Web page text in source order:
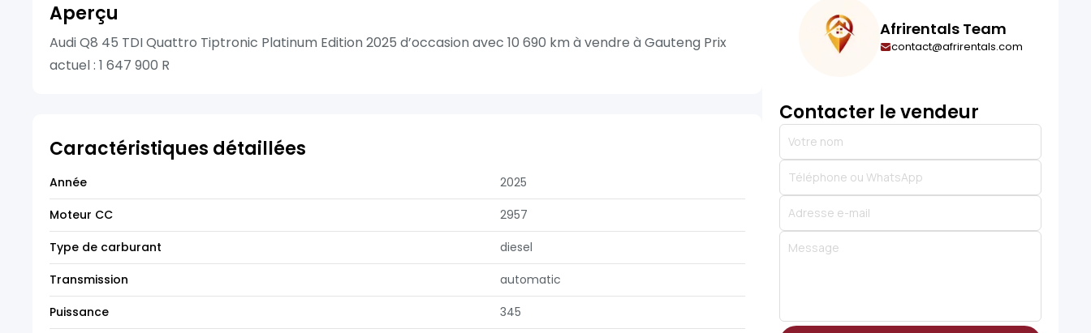
Aperçu
Audi Q8 45 TDI Quattro Tiptronic Platinum Edition 2025 d’occasion avec 10 690 km à vendre à Gauteng Prix
actuel : 1 647 900 R
Caractéristiques détaillées
Année
2025
Moteur CC
2957
Type de carburant
diesel
Transmission
automatic
Puissance
345
Afrirentals Team
contact@afrirentals.com
Contacter le vendeur